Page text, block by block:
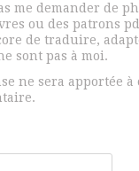
me demander de
ou des patrons
de traduire,
sont pas à moi.
ne sera apportée à